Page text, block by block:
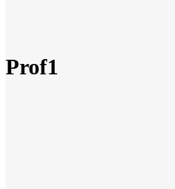
Prof1